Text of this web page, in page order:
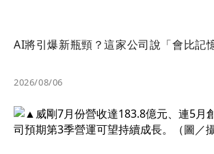
AI將引爆新瓶頸？這家公司說「會比記
2026/08/06